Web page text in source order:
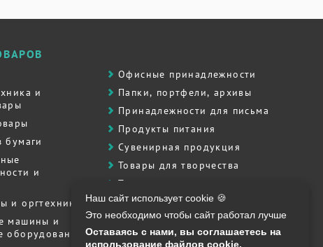
и
бумаги
и
и оргтехника
машины и
оборудование
Офисные принадлежности
Папки, портфели, архивы
Принадлежности для письма
Продукты питания
Сувенирная продукция
Товары для творчества
Товары для школы
Хозяйственные товары
Штемпельная продукция
Полиграфия, печати, штампы
Наш сайт использует cookie 🍪
Это необходимо чтобы сайт работал лучше
Оставаясь с нами, вы соглашаетесь на
использование файлов cookie.